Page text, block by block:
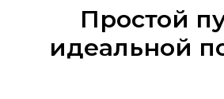
Простой
идеальной